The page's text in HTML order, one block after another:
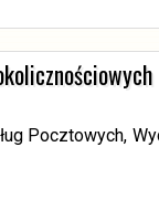
Pocztowych,